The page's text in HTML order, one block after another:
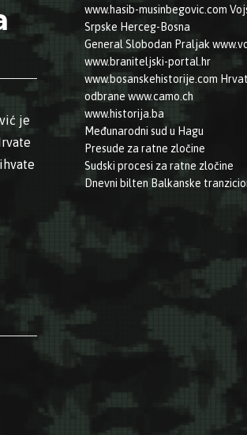
je
izdao proglas za odbranu BiH”
www.hasib-musinbegovic.com
Srpske Herceg-Bosna
General Slobodan Praljak
www.braniteljski-portal.hr
www.bosanskehistorije.com
odbrane www.camo.ch
www.historija.ba
Međunarodni sud u Hagu
Presude za ratne zločine
Sudski procesi za ratne zločine
Dnevni bilten Balkanske